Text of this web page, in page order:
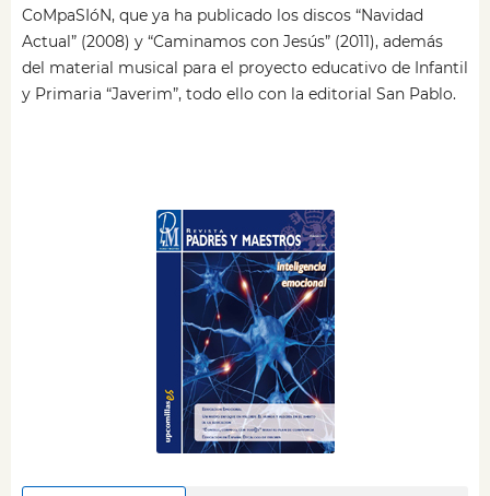
CoMpaSIóN, que ya ha publicado los discos “Navidad
Actual” (2008) y “Caminamos con Jesús” (2011), además
del material musical para el proyecto educativo de Infantil
y Primaria “Javerim”, todo ello con la editorial San Pablo.